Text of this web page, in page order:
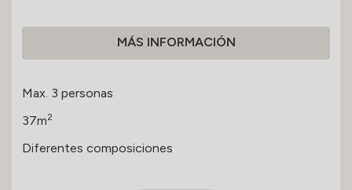
MÁS INFORMACIÓN
Max. 3 personas
37m2
Diferentes composiciones